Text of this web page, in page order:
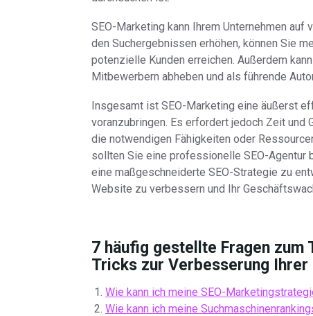
SEO-Marketing kann Ihrem Unternehmen
den Suchergebnissen erhöhen, können Sie
potenzielle Kunden erreichen. Außerdem
Mitbewerbern abheben und als führende
Insgesamt ist SEO-Marketing eine äußerst
voranzubringen. Es erfordert jedoch Zeit und
die notwendigen Fähigkeiten oder
sollten Sie eine professionelle SEO-Agentur
eine maßgeschneiderte SEO-Strategie zu
Website zu verbessern und Ihr
7 häufig gestellte Fragen zum
Tricks zur Verbesserung Ihrer
Wie kann ich meine SEO-
Wie kann ich meine